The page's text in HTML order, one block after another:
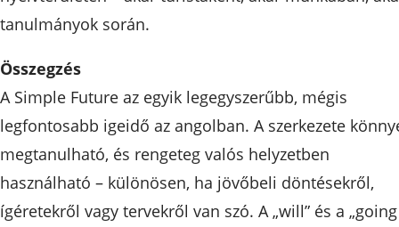
tanulmányok során.
Összegzés
A Simple Future az egyik legegyszerűbb, mégis
legfontosabb igeidő az angolban. A szerkezete
megtanulható, és rengeteg valós helyzetben
használható – különösen, ha jövőbeli döntésekről,
ígéretekről vagy tervekről van szó. A „will” és a „going